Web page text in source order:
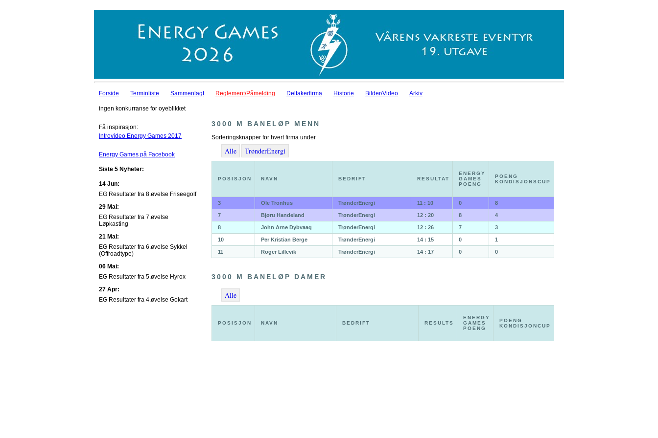
Forside Terminliste Sammenlagt Reglement/Påmelding Deltakerfirma Historie Bilder/Video Arkiv
ingen konkurranse for oyeblikket
Få inspirasjon:
Introvideo Energy Games 2017
Energy Games på Facebook
Siste 5 Nyheter:
14 Jun:
EG Resultater fra 8.øvelse Friseegolf
29 Mai:
EG Resultater fra 7.øvelse
Løpkasting
21 Mai:
EG Resultater fra 6.øvelse Sykkel
(Offroadtype)
06 Mai:
EG Resultater fra 5.øvelse Hyrox
27 Apr:
EG Resultater fra 4.øvelse Gokart
3000 M BANELØP MENN
Sorteringsknapper for hvert firma under
Alle TrønderEnergi
POSISJON NAVN BEDRIFT RESULTAT
ENERGY
GAMES
POENG
POENG
KONDISJONSCUP
3 Ole Tronhus TrønderEnergi 11 : 10 0 8
7 Bjøru Handeland TrønderEnergi 12 : 20 8 4
8 John Arne Dybvaag TrønderEnergi 12 : 26 7 3
10 Per Kristian Berge TrønderEnergi 14 : 15 0 1
11 Roger Lillevik TrønderEnergi 14 : 17 0 0
3000 M BANELØP DAMER
Alle
POSISJON NAVN BEDRIFT RESULTS
ENERGY
GAMES
POENG
POENG
KONDISJONCUP